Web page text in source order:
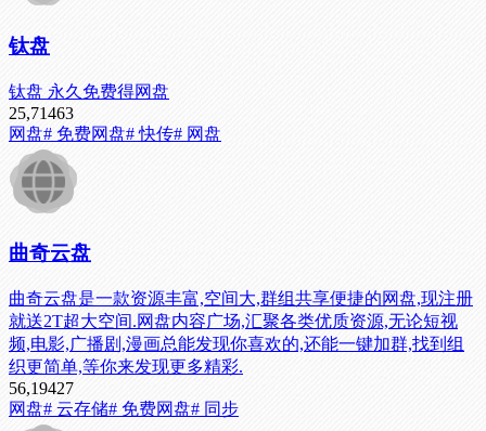
钛盘
钛盘 永久免费得网盘
25,71463
网盘# 免费网盘# 快传# 网盘
曲奇云盘
曲奇云盘是一款资源丰富,空间大,群组共享便捷的网盘,现注册
就送2T超大空间.网盘内容广场,汇聚各类优质资源,无论短视
频,电影,广播剧,漫画总能发现你喜欢的,还能一键加群,找到组
织更简单,等你来发现更多精彩.
56,19427
网盘# 云存储# 免费网盘# 同步